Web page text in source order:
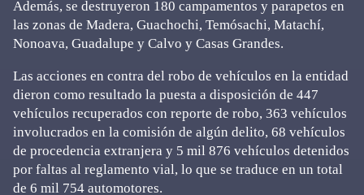
Además, se destruyeron 180 campamentos y parapetos en
las zonas de Madera, Guachochi, Temósachi, Matachí,
Nonoava, Guadalupe y Calvo y Casas Grandes.
Las acciones en contra del robo de vehículos en la entidad
dieron como resultado la puesta a disposición de 447
vehículos recuperados con reporte de robo, 363 vehículos
involucrados en la comisión de algún delito, 68 vehículos
de procedencia extranjera y 5 mil 876 vehículos detenidos
por faltas al reglamento vial, lo que se traduce en un total
de 6 mil 754 automotores.